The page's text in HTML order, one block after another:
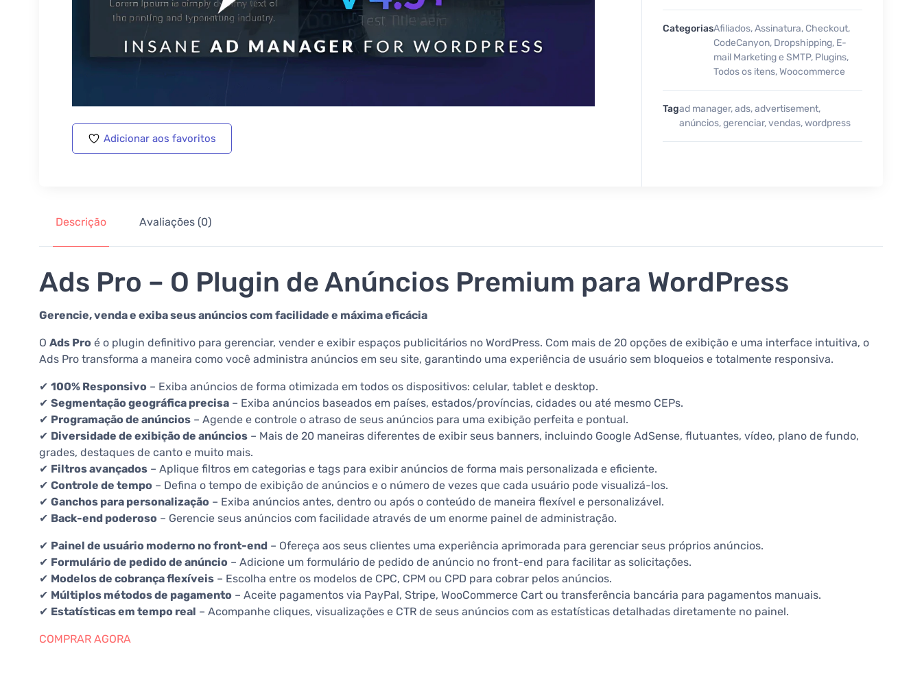
Adicionar aos favoritos
CategoriasAfiliados,Assinatura, Checkout,
CodeCanyon, Dropshipping, E-
mail Marketing e SMTP, Plugins,
Todos os itens,Woocommerce
Tagad manager,ads,advertisement,
anúncios,gerenciar,vendas,wordpress
Descrição Avaliações (0)
Ads Pro – O Plugin de Anúncios Premium para WordPress
Gerencie, venda e exiba seus anúncios com facilidade e máxima eficácia
O Ads Pro é o plugin definitivo para gerenciar, vender e exibir espaços publicitários no WordPress. Com mais de 20 opções de exibição e uma interface intuitiva, o
Ads Pro transforma a maneira como você administra anúncios em seu site, garantindo uma experiência de usuário sem bloqueios e totalmente responsiva.
✔ 100% Responsivo – Exiba anúncios de forma otimizada em todos os dispositivos: celular, tablet e desktop.
✔ Segmentação geográfica precisa – Exiba anúncios baseados em países, estados/províncias, cidades ou até mesmo CEPs.
✔ Programação de anúncios – Agende e controle o atraso de seus anúncios para uma exibição perfeita e pontual.
✔ Diversidade de exibição de anúncios – Mais de 20 maneiras diferentes de exibir seus banners, incluindo Google AdSense, flutuantes, vídeo, plano de fundo,
grades, destaques de canto e muito mais.
✔ Filtros avançados – Aplique filtros em categorias e tags para exibir anúncios de forma mais personalizada e eficiente.
✔ Controle de tempo – Defina o tempo de exibição de anúncios e o número de vezes que cada usuário pode visualizá-los.
✔ Ganchos para personalização – Exiba anúncios antes, dentro ou após o conteúdo de maneira flexível e personalizável.
✔ Back-end poderoso – Gerencie seus anúncios com facilidade através de um enorme painel de administração.
✔ Painel de usuário moderno no front-end – Ofereça aos seus clientes uma experiência aprimorada para gerenciar seus próprios anúncios.
✔ Formulário de pedido de anúncio – Adicione um formulário de pedido de anúncio no front-end para facilitar as solicitações.
✔ Modelos de cobrança flexíveis – Escolha entre os modelos de CPC, CPM ou CPD para cobrar pelos anúncios.
✔ Múltiplos métodos de pagamento – Aceite pagamentos via PayPal, Stripe, WooCommerce Cart ou transferência bancária para pagamentos manuais.
✔ Estatísticas em tempo real – Acompanhe cliques, visualizações e CTR de seus anúncios com as estatísticas detalhadas diretamente no painel.
COMPRAR AGORA